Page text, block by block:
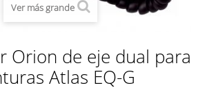
Ver más grande
Orion de eje dual para
Atlas EQ-G